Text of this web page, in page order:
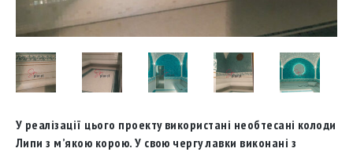
У реалізації цього проекту використані необтесані колоди
Липи з м’якою корою. У свою чергу лавки виконані з